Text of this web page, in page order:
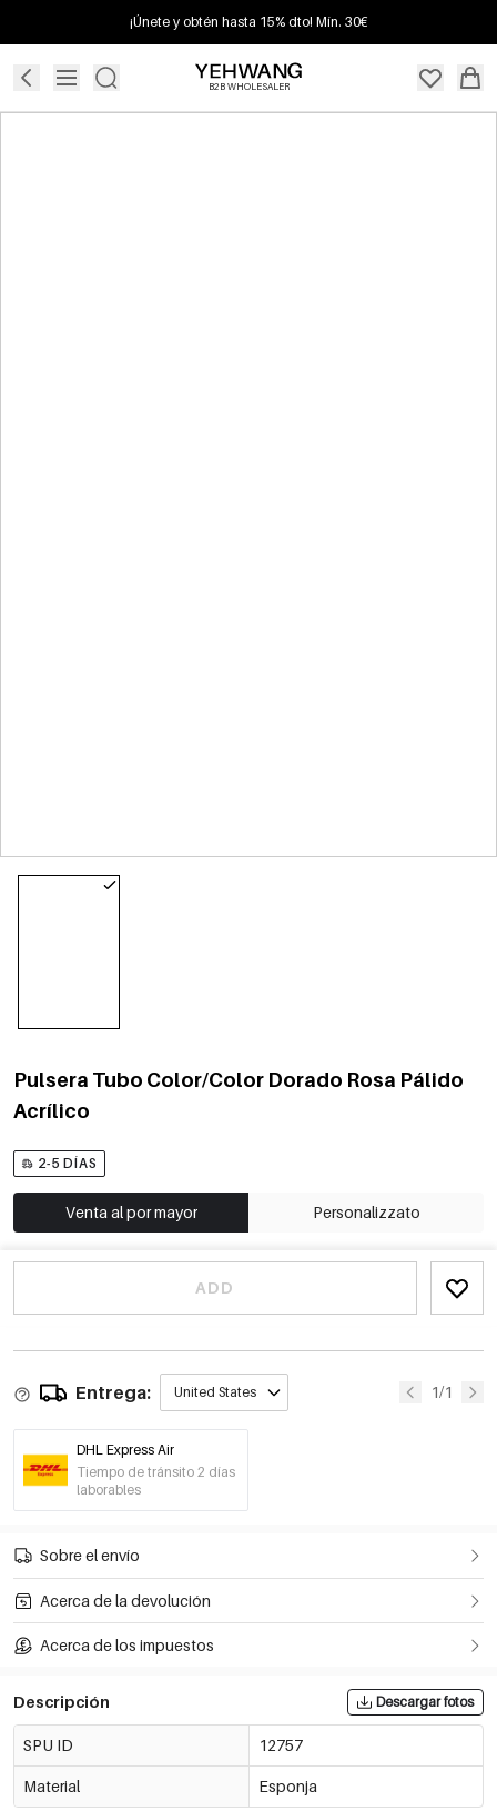
¡Únete y obtén hasta 15% dto! Mín. 30€
B2B WHOLESALER
Pulsera Tubo Color/Color Dorado Rosa Pálido
Acrílico
2-5 DÍAS
Venta al por mayor Personalizzato
ADD
Entrega: United States 1/1
DHL Express Air
Tiempo de tránsito 2 días
laborables
Sobre el envío
Acerca de la devolución
Acerca de los impuestos
Descripción Descargar fotos
SPU ID 12757
Material Esponja